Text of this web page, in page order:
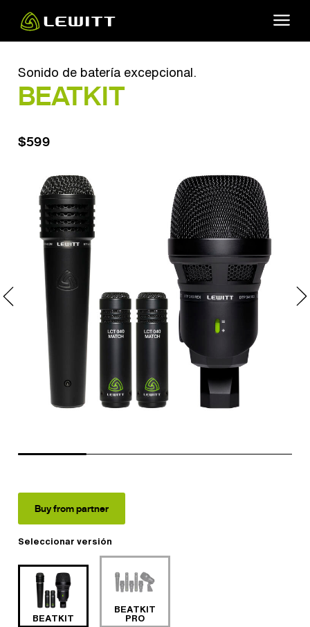
main
Sonido de batería excepcional.
BEATKIT
$599
Seleccionar versión
BEATKIT
BEATKIT
PRO
Buy from partner